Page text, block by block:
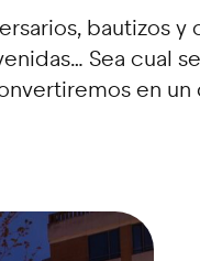
bautizos
Sea cual
en un